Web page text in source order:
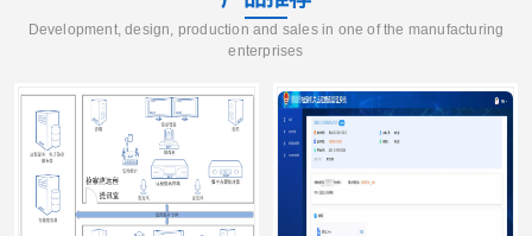
Development, design, production and sales in one of the manufacturing
enterprises